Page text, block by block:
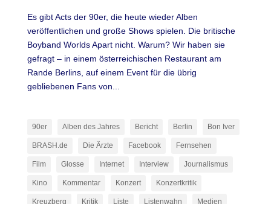
Es gibt Acts der 90er, die heute wieder Alben
veröffentlichen und große Shows spielen. Die britische
Boyband Worlds Apart nicht. Warum? Wir haben sie
gefragt – in einem österreichischen Restaurant am
Rande Berlins, auf einem Event für die übrig
gebliebenen Fans von...
90er Alben des Jahres Bericht Berlin Bon Iver
BRASH.de Die Ärzte Facebook Fernsehen
Film Glosse Internet Interview Journalismus
Kino Kommentar Konzert Konzertkritik
Kreuzberg Kritik Liste Listenwahn Medien